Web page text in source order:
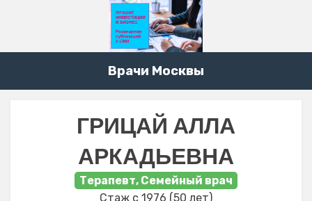
Врачи Москвы
ГРИЦАЙ АЛЛА
АРКАДЬЕВНА
Терапевт, Семейный врач
Стаж с 1976 (50 лет)